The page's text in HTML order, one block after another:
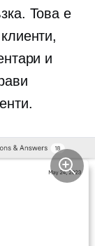
Това е
и